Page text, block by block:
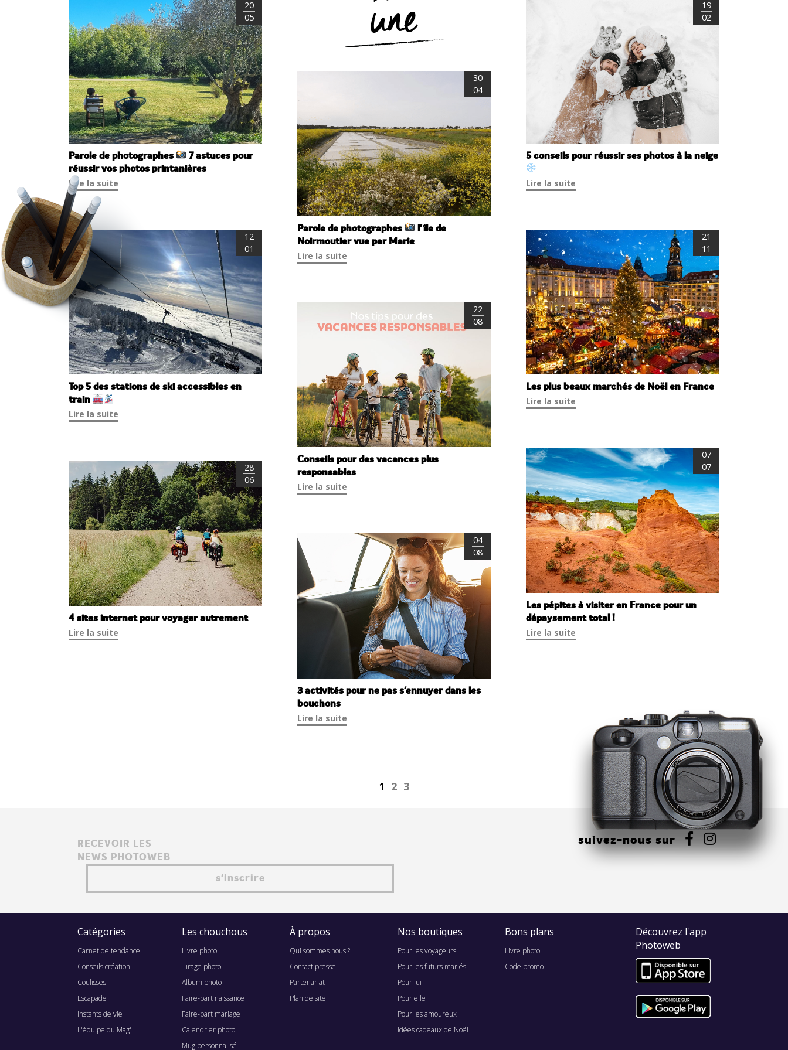
une
20
05
Parole de photographes
7 astuces pour
réussir vos photos printanières
Lire la suite
30
04
Parole de photographes
l'île de
Noirmoutier vue par Marie
Lire la suite
19
02
5 conseils pour réussir ses photos à la neige
Lire la suite
12
01
Top 5 des stations de ski accessibles en
train
Lire la suite
21
11
Les plus beaux marchés de Noël en France
Lire la suite
22
08
Conseils pour des vacances plus
responsables
Lire la suite
07
07
Les pépites à visiter en France pour un
dépaysement total !
Lire la suite
28
06
4 sites internet pour voyager autrement
Lire la suite
04
08
3 activités pour ne pas s'ennuyer dans les
bouchons
Lire la suite
1 2 3
RECEVOIR LES
NEWS PHOTOWEB
s'inscrire
suivez-nous sur
Catégories
Carnet de tendance
Conseils création
Coulisses
Escapade
Instants de vie
L'équipe du Mag'
Les chouchous
Livre photo
Tirage photo
Album photo
Faire-part naissance
Faire-part mariage
Calendrier photo
Mug personnalisé
À propos
Qui sommes nous ?
Contact presse
Partenariat
Plan de site
Nos boutiques
Pour les voyageurs
Pour les futurs mariés
Pour lui
Pour elle
Pour les amoureux
Idées cadeaux de Noël
Bons plans
Livre photo
Code promo
Découvrez l'app
Photoweb